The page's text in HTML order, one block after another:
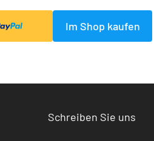
Im Shop kaufen
Schreiben Sie uns